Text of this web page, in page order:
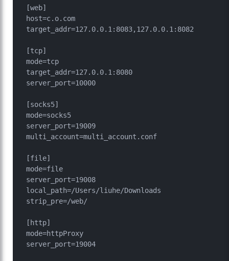
[web]
host=c.o.com
target_addr=127.0.0.1:8083,127.0.0.1:8082
[tcp]
mode=tcp
target_addr=127.0.0.1:8080
server_port=10000
[socks5]
mode=socks5
server_port=19009
multi_account=multi_account.conf
[file]
mode=file
server_port=19008
local_path=/Users/liuhe/Downloads
strip_pre=/web/
[http]
mode=httpProxy
server_port=19004